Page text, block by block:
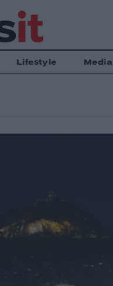
Lifestyle Media